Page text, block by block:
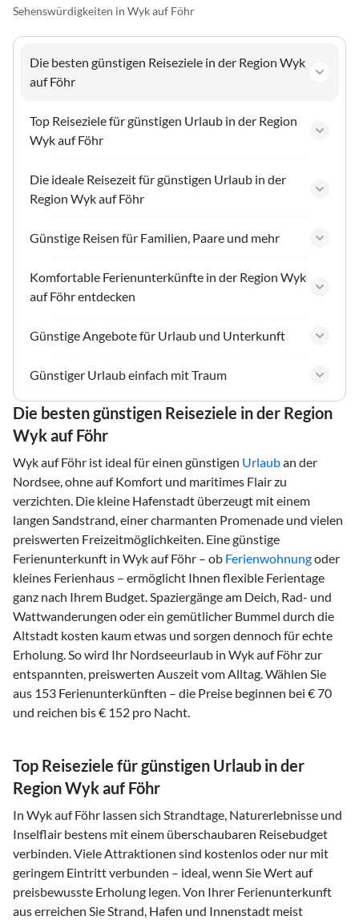
Sehenswürdigkeiten in Wyk auf Föhr
Die besten günstigen Reiseziele in der Region Wyk
auf Föhr
Top Reiseziele für günstigen Urlaub in der Region
Wyk auf Föhr
Die ideale Reisezeit für günstigen Urlaub in der
Region Wyk auf Föhr
Günstige Reisen für Familien, Paare und mehr
Komfortable Ferienunterkünfte in der Region Wyk
auf Föhr entdecken
Günstige Angebote für Urlaub und Unterkunft
Günstiger Urlaub einfach mit Traum
Die besten günstigen Reiseziele in der Region
Wyk auf Föhr
Wyk auf Föhr ist ideal für einen günstigen Urlauban der
Nordsee, ohne auf Komfort und maritimes Flair zu
verzichten. Die kleine Hafenstadt überzeugt mit einem
langen Sandstrand, einer charmanten Promenade und vielen
preiswerten Freizeitmöglichkeiten. Eine günstige
Ferienunterkunft in Wyk auf Föhr – ob Ferienwohnungoder
kleines Ferienhaus – ermöglicht Ihnen flexible Ferientage
ganz nach Ihrem Budget. Spaziergänge am Deich, Rad- und
Wattwanderungen oder ein gemütlicher Bummel durch die
Altstadt kosten kaum etwas und sorgen dennoch für echte
Erholung. So wird Ihr Nordseeurlaub in Wyk auf Föhr zur
entspannten, preiswerten Auszeit vom Alltag. Wählen Sie
aus 153 Ferienunterkünften – die Preise beginnen bei € 70
und reichen bis € 152 pro Nacht.
Top Reiseziele für günstigen Urlaub in der
Region Wyk auf Föhr
In Wyk auf Föhr lassen sich Strandtage, Naturerlebnisse und
Inselflair bestens mit einem überschaubaren Reisebudget
verbinden. Viele Attraktionen sind kostenlos oder nur mit
geringem Eintritt verbunden – ideal, wenn Sie Wert auf
preisbewusste Erholung legen. Von Ihrer Ferienunterkunft
aus erreichen Sie Strand, Hafen und Innenstadt meist